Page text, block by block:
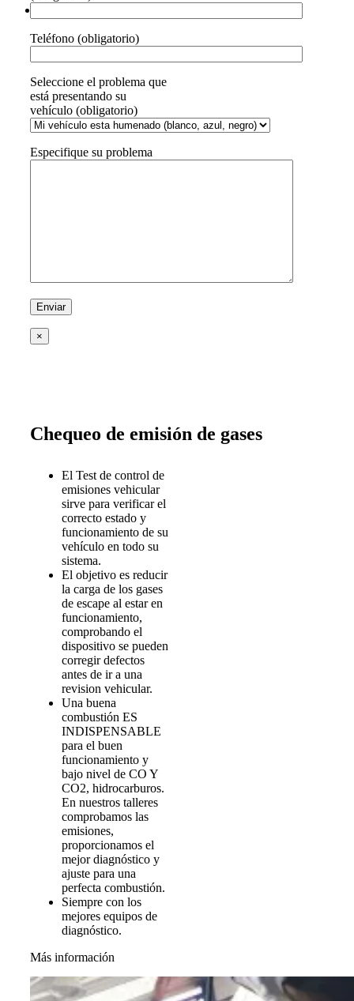
Teléfono (obligatorio)
Seleccione el problema que
está presentando su
vehículo (obligatorio)
Especifique su problema
×
Chequeo de emisión de gases
El Test de control de
emisiones vehicular
sirve para verificar el
correcto estado y
funcionamiento de su
vehículo en todo su
sistema.
El objetivo es reducir
la carga de los gases
de escape al estar en
funcionamiento,
comprobando el
dispositivo se pueden
corregir defectos
antes de ir a una
revision vehicular.
Una buena
combustión ES
INDISPENSABLE
para el buen
funcionamiento y
bajo nivel de CO Y
CO2, hidrocarburos.
En nuestros talleres
comprobamos las
emisiones,
proporcionamos el
mejor diagnóstico y
ajuste para una
perfecta combustión.
Siempre con los
mejores equipos de
diagnóstico.
Más información